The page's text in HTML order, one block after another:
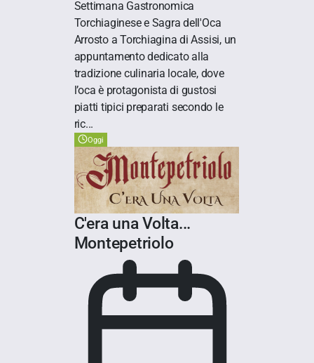
Settimana Gastronomica
Torchiaginese e Sagra dell'Oca
Arrosto a Torchiagina di Assisi, un
appuntamento dedicato alla
tradizione culinaria locale, dove
l’oca è protagonista di gustosi
piatti tipici preparati secondo le
ric...
Oggi
C'era una Volta...
Montepetriolo